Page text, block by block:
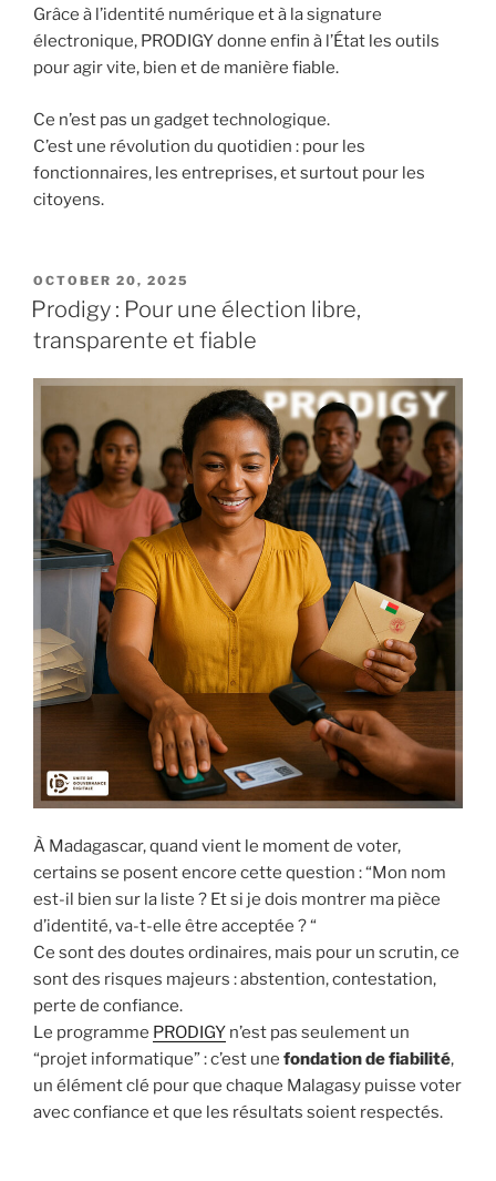
Grâce à l’identité numérique et à la signature
électronique, PRODIGY donne enfin à l’État les outils
pour agir vite, bien et de manière fiable.
Ce n’est pas un gadget technologique.
C’est une révolution du quotidien : pour les
fonctionnaires, les entreprises, et surtout pour les
citoyens.
POSTED
ON
OCTOBER 20, 2025
Prodigy : Pour une élection libre,
transparente et fiable
À Madagascar, quand vient le moment de voter,
certains se posent encore cette question : “Mon nom
est-il bien sur la liste ? Et si je dois montrer ma pièce
d’identité, va-t-elle être acceptée ? “
Ce sont des doutes ordinaires, mais pour un scrutin, ce
sont des risques majeurs : abstention, contestation,
perte de confiance.
Le programme PRODIGY n’est pas seulement un
“projet informatique” : c’est une fondation de fiabilité,
un élément clé pour que chaque Malagasy puisse voter
avec confiance et que les résultats soient respectés.